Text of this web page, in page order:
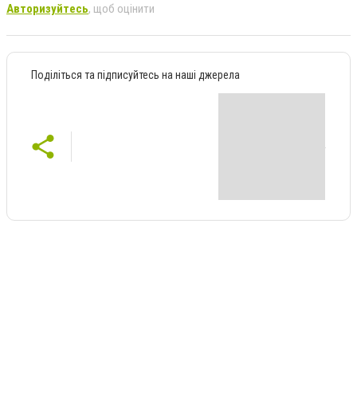
Авторизуйтесь, щоб оцінити
Поділіться та підписуйтесь на наші джерела